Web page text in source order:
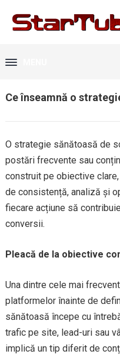
Ce înseamnă o
O strategie sănătoasă de
postări frecvente sau
construit pe obiective
de consistență, analiză și
fiecare acțiune să
conversii.
Pleacă de la obiective
Una dintre cele mai
platformelor înainte de
sănătoasă începe cu
trafic pe site, lead-uri sau
implică un tip diferit de